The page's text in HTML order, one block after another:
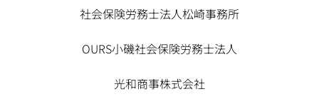
社会保険労務士法人松崎事務所
OURS小磯社会保険労務士法人
光和商事株式会社